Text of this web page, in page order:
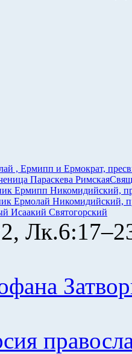
, Ермипп и Ермократ,
Параскева Римская
Ермипп Никомидийский,
Ермолай Никомидийский,
Исаакий Святогорский